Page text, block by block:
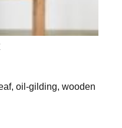
oil-gilding, wooden